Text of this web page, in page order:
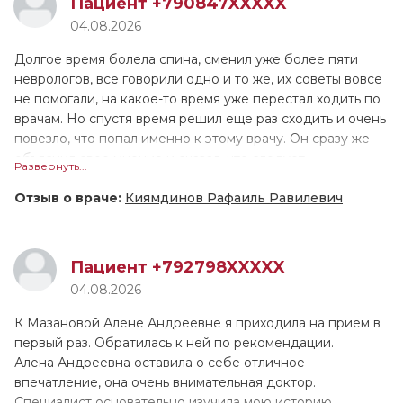
дополнительно сделала ЭКГ. Приём длился больше часа,
ещё ни 1 врач не принимал меня настолько долго!
Валентина Геннадьевна назначила лечение, и сейчас мы
поддерживаем связь, контролируем моё состояние.
Причём она не только подробно расписала как
принимать препараты, но и устно всё проговорила. У
меня довольно сложный, не рядовой случай, поэтому
ритм пока не восстановился, но мы надеемся, что всё
наладится. Если это лечение не поможет, в августе
снова обращусь к В.Г. Тарасовой.
04.08.2026
Долгое время болела спина, сменил уже более пяти
неврологов, все говорили одно и то же, их советы вовсе
не помогали, на какое-то время уже перестал ходить по
врачам. Но спустя время решил еще раз сходить и очень
повезло, что попал именно к этому врачу. Он сразу же
объяснил свое мнение и сказал, что следует
себя я выявил, что иглоукалывание мне очень подошло,
Развернуть...
Отзыв о враче: Киямдинов Рафаиль Равилевич
Пациент +792798XXXXX
04.08.2026
К Мазановой Алене Андреевне я приходила на приём в
первый раз. Обратилась к ней по рекомендации.
Алена Андреевна оставила о себе отличное
впечатление, она очень внимательная доктор.